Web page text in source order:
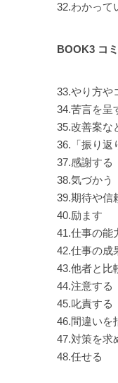
32.わかって
BOOK3 コ
33.やり方や
34.苦言を呈
35.改善案な
36.「振り返
37.感謝する
38.気づかう
39.期待や信
40.励ます
41.仕事の能
42.仕事の成
43.他者と比
44.注意する
45.叱責する
46.間違いを
47.対策を求
48.任せる